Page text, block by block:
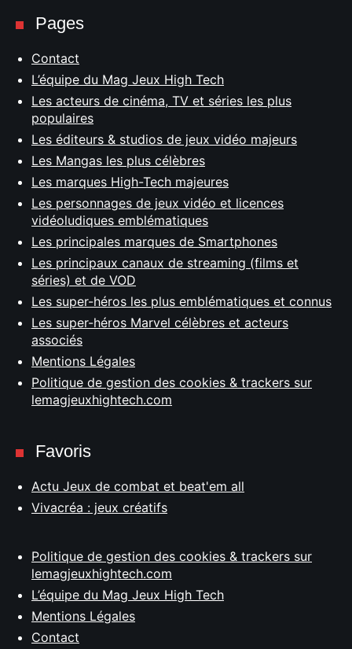
Pages
Contact
L’équipe du Mag Jeux High Tech
Les acteurs de cinéma, TV et séries les plus
populaires
Les éditeurs & studios de jeux vidéo majeurs
Les Mangas les plus célèbres
Les marques High-Tech majeures
Les personnages de jeux vidéo et licences
vidéoludiques emblématiques
Les principales marques de Smartphones
Les principaux canaux de streaming (films et
séries) et de VOD
Les super-héros les plus emblématiques et connus
Les super-héros Marvel célèbres et acteurs
associés
Mentions Légales
Politique de gestion des cookies & trackers sur
lemagjeuxhightech.com
Favoris
Actu Jeux de combat et beat'em all
Vivacréa : jeux créatifs
Politique de gestion des cookies & trackers sur
lemagjeuxhightech.com
L’équipe du Mag Jeux High Tech
Mentions Légales
Contact